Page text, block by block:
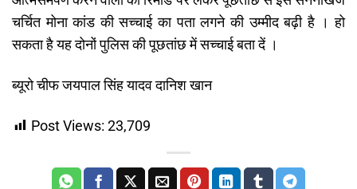
चर्चित मोना कांड की सच्चाई का पता लगने की उम्मीद बढ़ी है । हो
सकता है यह दोनों पुलिस की पूछतांछ में सच्चाई बता दें ।
ब्यूरो चीफ जयपाल सिंह यादव दानिश खान
Post Views: 23,709